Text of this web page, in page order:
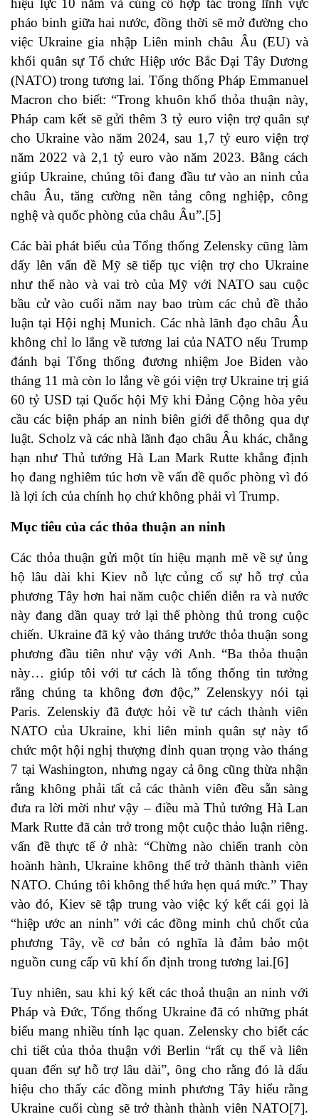
hiệu lực 10 năm và củng cố hợp tác trong lĩnh vực
pháo binh giữa hai nước, đồng thời sẽ mở đường cho
việc Ukraine gia nhập Liên minh châu Âu (EU) và
khối quân sự Tổ chức Hiệp ước Bắc Đại Tây Dương
(NATO) trong tương lai. Tổng thống Pháp Emmanuel
Macron cho biết: “Trong khuôn khổ thỏa thuận này,
Pháp cam kết sẽ gửi thêm 3 tỷ euro viện trợ quân sự
cho Ukraine vào năm 2024, sau 1,7 tỷ euro viện trợ
năm 2022 và 2,1 tỷ euro vào năm 2023. Bằng cách
giúp Ukraine, chúng tôi đang đầu tư vào an ninh của
châu Âu, tăng cường nền tảng công nghiệp, công
nghệ và quốc phòng của châu Âu”.[5]
Các bài phát biểu của Tổng thống Zelensky cũng làm
dấy lên vấn đề Mỹ sẽ tiếp tục viện trợ cho Ukraine
như thế nào và vai trò của Mỹ với NATO sau cuộc
bầu cử vào cuối năm nay bao trùm các chủ đề thảo
luận tại Hội nghị Munich. Các nhà lãnh đạo châu Âu
không chỉ lo lắng về tương lai của NATO nếu Trump
đánh bại Tổng thống đương nhiệm Joe Biden vào
tháng 11 mà còn lo lắng về gói viện trợ Ukraine trị giá
60 tỷ USD tại Quốc hội Mỹ khi Đảng Cộng hòa yêu
cầu các biện pháp an ninh biên giới để thông qua dự
luật. Scholz và các nhà lãnh đạo châu Âu khác, chẳng
hạn như Thủ tướng Hà Lan Mark Rutte khẳng định
họ đang nghiêm túc hơn về vấn đề quốc phòng vì đó
là lợi ích của chính họ chứ không phải vì Trump.
Mục tiêu của các thỏa thuận an ninh
Các thỏa thuận gửi một tín hiệu mạnh mẽ về sự ủng
hộ lâu dài khi Kiev nỗ lực củng cố sự hỗ trợ của
phương Tây hơn hai năm cuộc chiến diễn ra và nước
này đang dần quay trở lại thế phòng thủ trong cuộc
chiến. Ukraine đã ký vào tháng trước thỏa thuận song
phương đầu tiên như vậy với Anh. “Ba thỏa thuận
này… giúp tôi với tư cách là tổng thống tin tưởng
rằng chúng ta không đơn độc,” Zelenskyy nói tại
Paris. Zelenskiy đã được hỏi về tư cách thành viên
NATO của Ukraine, khi liên minh quân sự này tổ
chức một hội nghị thượng đỉnh quan trọng vào tháng
7 tại Washington, nhưng ngay cả ông cũng thừa nhận
rằng không phải tất cả các thành viên đều sẵn sàng
đưa ra lời mời như vậy – điều mà Thủ tướng Hà Lan
Mark Rutte đã cản trở trong một cuộc thảo luận riêng.
vấn đề thực tế ở nhà: “Chừng nào chiến tranh còn
hoành hành, Ukraine không thể trở thành thành viên
NATO. Chúng tôi không thể hứa hẹn quá mức.” Thay
vào đó, Kiev sẽ tập trung vào việc ký kết cái gọi là
“hiệp ước an ninh” với các đồng minh chủ chốt của
phương Tây, về cơ bản có nghĩa là đảm bảo một
nguồn cung cấp vũ khí ổn định trong tương lai.[6]
Tuy nhiên, sau khi ký kết các thoả thuận an ninh với
Pháp và Đức, Tổng thống Ukraine đã có những phát
biểu mang nhiều tính lạc quan. Zelensky cho biết các
chi tiết của thỏa thuận với Berlin “rất cụ thể và liên
quan đến sự hỗ trợ lâu dài”, ông cho rằng đó là dấu
hiệu cho thấy các đồng minh phương Tây hiểu rằng
Ukraine cuối cùng sẽ trở thành thành viên NATO[7].